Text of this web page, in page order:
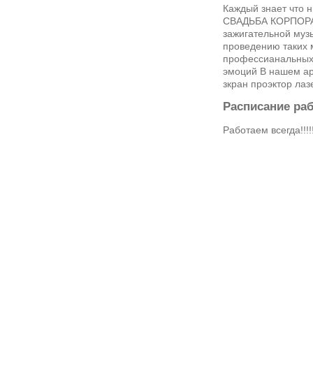
Каждый знает что
СВАДЬБА
зажигательной
проведению
профессианальных
эмоций В нашем
зкран проэктор
Расписание
Работаем